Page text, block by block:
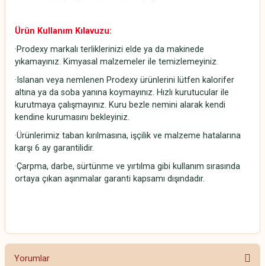
Ürün Kullanım Kılavuzu:
·Prodexy markalı terliklerinizi elde ya da makinede
yıkamayınız. Kimyasal malzemeler ile temizlemeyiniz.
·Islanan veya nemlenen Prodexy ürünlerini lütfen kalorifer
altına ya da soba yanına koymayınız. Hızlı kurutucular ile
kurutmaya çalışmayınız. Kuru bezle nemini alarak kendi
kendine kurumasını bekleyiniz.
·Ürünlerimiz taban kırılmasına, işçilik ve malzeme hatalarına
karşı 6 ay garantilidir.
·Çarpma, darbe, sürtünme ve yırtılma gibi kullanım sırasında
ortaya çıkan aşınmalar garanti kapsamı dışındadır.
Yorumlar